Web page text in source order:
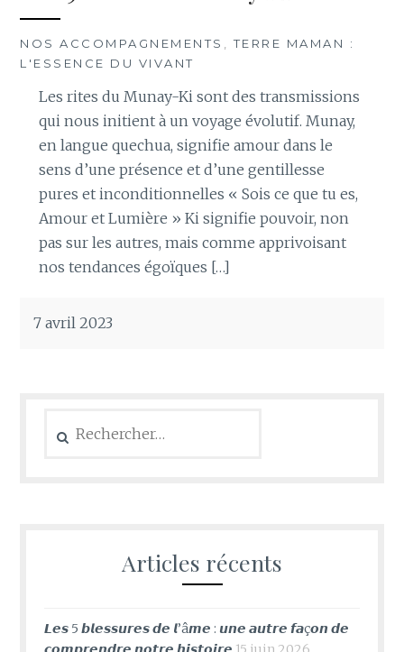
NOS ACCOMPAGNEMENTS ,TERRE MAMAN :
L'ESSENCE DU VIVANT
Les rites du Munay-Ki sont des transmissions
qui nous initient à un voyage évolutif. ​Munay,
en langue quechua, signifie amour dans le
sens d’une présence et d’une gentillesse
pures et inconditionnelles « Sois ce que tu es,
Amour et Lumière » Ki signifie pouvoir, non
pas sur les autres, mais comme apprivoisant
nos tendances égoïques […]
7 avril 2023
Articles récents
𝙇𝙚𝙨 5 𝙗𝙡𝙚𝙨𝙨𝙪𝙧𝙚𝙨 𝙙𝙚 𝙡’â𝙢𝙚 : 𝙪𝙣𝙚 𝙖𝙪𝙩𝙧𝙚 𝙛𝙖ç𝙤𝙣 𝙙𝙚